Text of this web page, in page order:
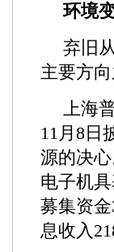
环境
弃旧
主要方向
上海
11月8日
源的决
电子机
募集资
息收入